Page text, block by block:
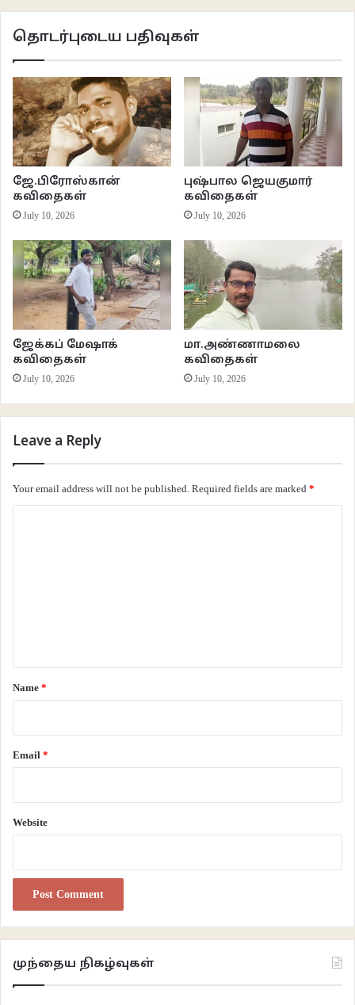
தொடர்புடைய பதிவுகள்
ஜே.பிரோஸ்கான்
கவிதைகள்
July 10, 2026
புஷ்பால ஜெயகுமார்
கவிதைகள்
July 10, 2026
ஜேக்கப் மேஷாக்
கவிதைகள்
July 10, 2026
மா.அண்ணாமலை
கவிதைகள்
July 10, 2026
Leave a Reply
Your email address will not be published. Required fields are marked *
*
Name *
Email *
Website
முந்தைய நிகழ்வுகள்